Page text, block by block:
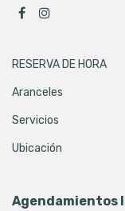
RESERVA DE HORA
Aranceles
Servicios
Ubicación
Agendamientos